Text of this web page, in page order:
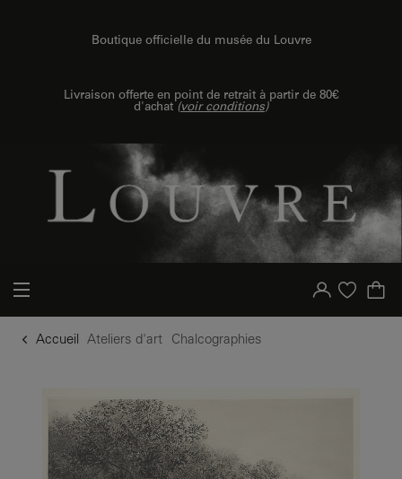
Boutique officielle du musée du Louvre
Livraison offerte en point de retrait à partir de 80€
d'achat (voir conditions)
Votre compte
Liste d'achat
Accueil Ateliers d'art Chalcographies